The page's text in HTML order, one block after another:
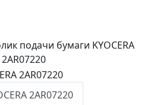
подачи бумаги KYOCERA
2AR07220